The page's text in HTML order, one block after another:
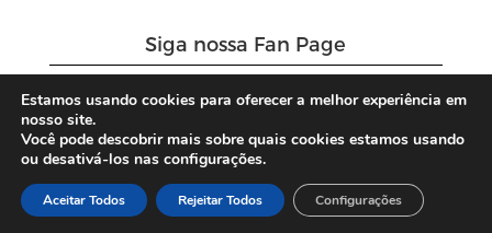
Siga nossa Fan Page
Estamos usando cookies para oferecer a melhor experiência em
nosso site.
Você pode descobrir mais sobre quais cookies estamos usando
ou desativá-los nas configurações.
Aceitar Todos Rejeitar Todos Configurações